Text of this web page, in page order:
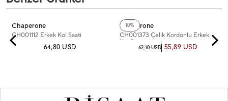
Chaperone
CH001112 Erkek Kol Saati
64,80 USD
10%
Chaperone
CH001373 Çelik Kordonlu Erkek
Kol Saati
62,10 USD 55,89 USD